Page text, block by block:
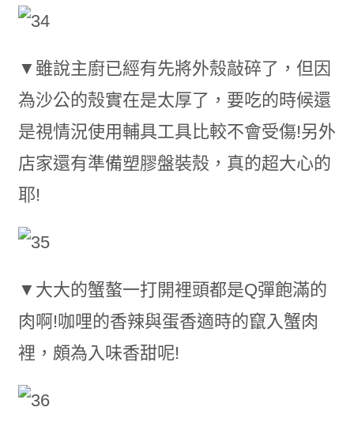
▼雖說主廚已經有先將外殼敲碎了，但因
為沙公的殼實在是太厚了，要吃的時候還
是視情況使用輔具工具比較不會受傷!另外
店家還有準備塑膠盤裝殼，真的超大心的
耶!
▼大大的蟹螯一打開裡頭都是Q彈飽滿的
肉啊!咖哩的香辣與蛋香適時的竄入蟹肉
裡，頗為入味香甜呢!